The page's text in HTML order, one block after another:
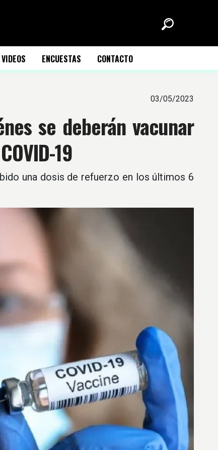
VIDEOS ENCUESTAS CONTACTO
03/05/2023
se deberán vacunar
19
una dosis de refuerzo en los últimos 6